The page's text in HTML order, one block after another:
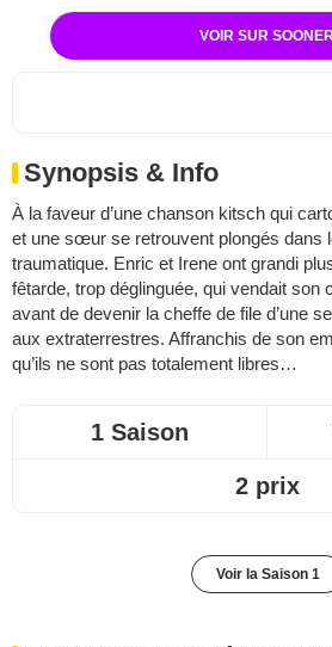
VOIR SUR SOONER
Synopsis & Info
À la faveur d’une chanson kitsch qui
et une sœur se retrouvent plongés dans
traumatique. Enric et Irene ont grandi
fêtarde, trop déglinguée, qui vendait son
avant de devenir la cheffe de file d’une
aux extraterrestres. Affranchis de son
qu’ils ne sont pas totalement libres…
1 Saison
2 prix
Voir la Saison 1